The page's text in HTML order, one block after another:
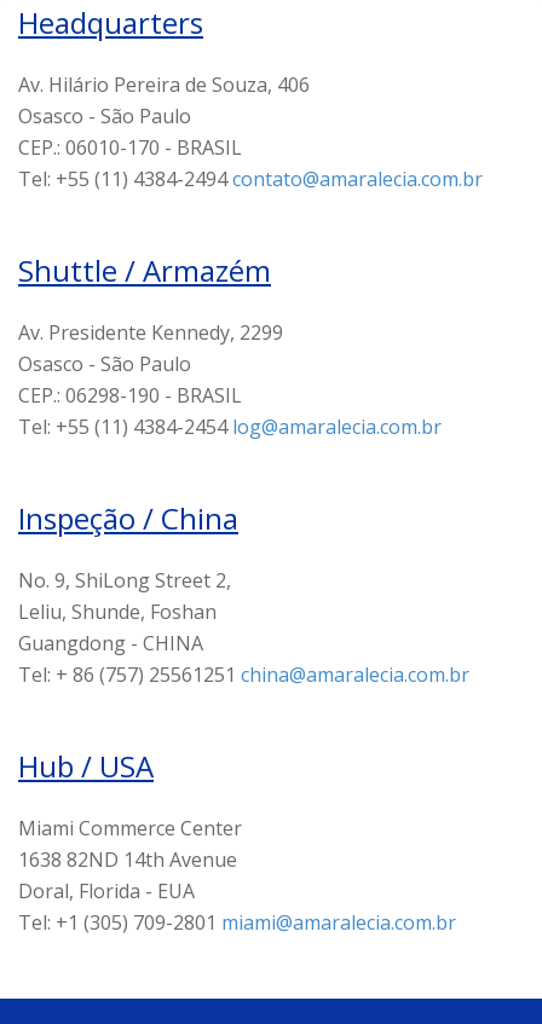
Headquarters
Av. Hilário Pereira de Souza, 406
Osasco - São Paulo
CEP.: 06010-170 - BRASIL
Tel: +55 (11) 4384-2494contato@amaralecia.com.br
Shuttle / Armazém
Av. Presidente Kennedy, 2299
Osasco - São Paulo
CEP.: 06298-190 - BRASIL
Tel: +55 (11) 4384-2454log@amaralecia.com.br
Inspeção / China
No. 9, ShiLong Street 2,
Leliu, Shunde, Foshan
Guangdong - CHINA
Tel: + 86 (757) 25561251 china@amaralecia.com.br
Hub / USA
Miami Commerce Center
1638 82ND 14th Avenue
Doral, Florida - EUA
Tel: +1 (305) 709-2801 miami@amaralecia.com.br